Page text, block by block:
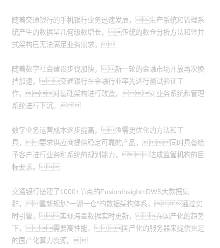
随着交通银行的手机银行业务迅速发展，生产系统和管理系
统产生的数据呈几何级数增长，传统的数仓分析方法和竖井
式架构已无法满足业务需求。
随着数字社会建设步伐加快，新一轮的金融市场开放再次换
挡加速，交通银行在金融行业率先进行测试验证工
作，对基础架构进行改造，对业务系统和管理
系统进行下沉。
数字业务运营成本逐步提高，亟需更优化的方法和工
具，要求供应商提供稳定可靠的产品，同时具备给
予客户进行业务和系统的规划能力，达成监管机构的目
标要求。
交通银行搭建了1000+节点的FusionInsight+DWS大数据集
群，重新规划“一湖一仓”的数据架构体系，通过实
时引擎，实现海量数据实时更新，在国产化的趋势
下，需要高性能、国产化的服务器来提供充足
的国产化算力资源。